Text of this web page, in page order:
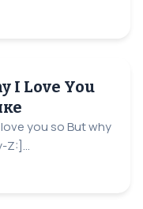
I Love You
you so But why
Z:]...